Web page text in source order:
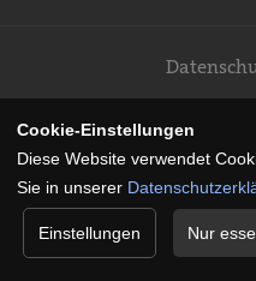
© coyright 2026
Cookie-Einstellungen
Diese Website verwendet
Sie in unserer
Einstellungen Nur